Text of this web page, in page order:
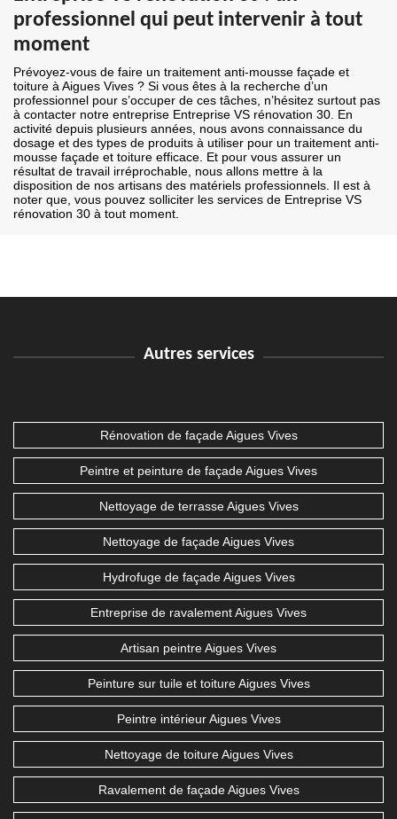
professionnel qui peut intervenir à tout
moment
Prévoyez-vous de faire un traitement anti-mousse façade et
toiture à Aigues Vives ? Si vous êtes à la recherche d’un
professionnel pour s’occuper de ces tâches, n’hésitez surtout pas
à contacter notre entreprise Entreprise VS rénovation 30. En
activité depuis plusieurs années, nous avons connaissance du
dosage et des types de produits à utiliser pour un traitement anti-
mousse façade et toiture efficace. Et pour vous assurer un
résultat de travail irréprochable, nous allons mettre à la
disposition de nos artisans des matériels professionnels. Il est à
noter que, vous pouvez solliciter les services de Entreprise VS
rénovation 30 à tout moment.
Autres services
Rénovation de façade Aigues Vives
Peintre et peinture de façade Aigues Vives
Nettoyage de terrasse Aigues Vives
Nettoyage de façade Aigues Vives
Hydrofuge de façade Aigues Vives
Entreprise de ravalement Aigues Vives
Artisan peintre Aigues Vives
Peinture sur tuile et toiture Aigues Vives
Peintre intérieur Aigues Vives
Nettoyage de toiture Aigues Vives
Ravalement de façade Aigues Vives